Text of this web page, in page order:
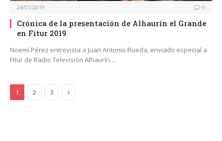
24/01/2019 0
Crónica de la presentación de Alhaurín el Grande
en Fitur 2019
Noemí Pérez entrevista a Juan Antonio Rueda, enviado especial a
Fitur de Radio Televisión Alhaurín…
1 2 3 Next